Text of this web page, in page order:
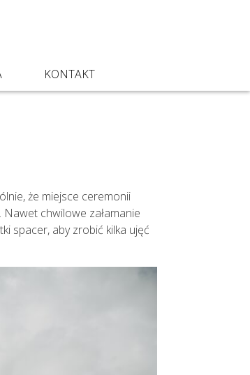
KONTAKT
że miejsce ceremonii
chwilowe załamanie
spacer, aby zrobić kilka ujęć